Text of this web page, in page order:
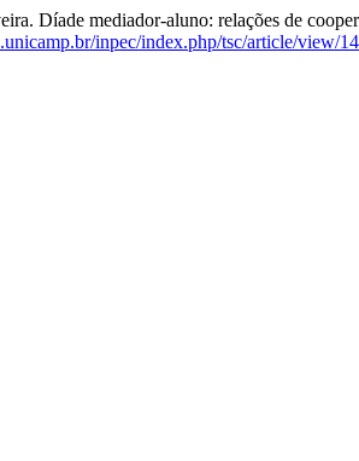
Díade mediador-aluno: relações de
inpec/index.php/tsc/article/view/